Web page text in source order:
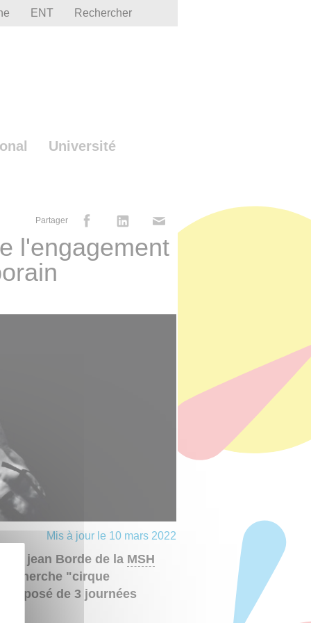
ENT Rechercher
Université
Partager
l'engagement
Mis à jour le 10 mars 2022
jean Borde de la MSH
recherche "cirque
de 3 journées